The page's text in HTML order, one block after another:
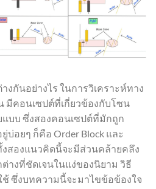
างกันอย่างไร ในการวิเคราะห์ทาง
มีคอนเซปต์ที่เกี่ยวข้องกับโซน
บบ ซึ่งสองคอนเซปต์ที่มักถูก
บ่อยๆ ก็คือ Order Block และ
งสองแนวคิดนี้จะมีส่วนคล้ายคลึง
างที่ชัดเจนในแง่ของนิยาม วิธี
ช้ ซึ่งบทความนี้จะมาไขข้อข้องใจ